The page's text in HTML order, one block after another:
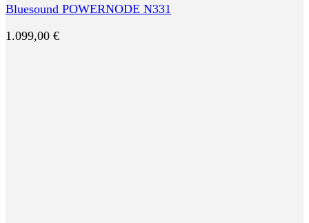
Bluesound POWERNODE N331
1.099,00 €